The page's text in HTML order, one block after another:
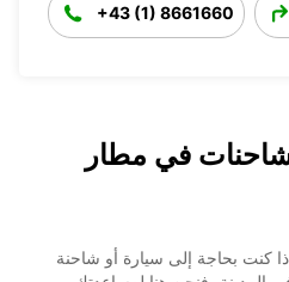
+43 (1) 8661660
في مطار
كنت بحاجة إلى سيارة أو شاحنة